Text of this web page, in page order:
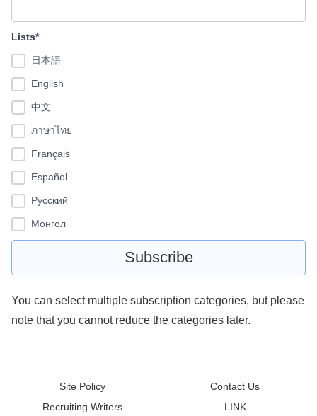
Lists*
日本語
English
中文
ภาษาไทย
Français
Español
Pусский
Монгол
You can select multiple subscription categories, but please
note that you cannot reduce the categories later.
Site Policy
Contact Us
Recruiting Writers
LINK